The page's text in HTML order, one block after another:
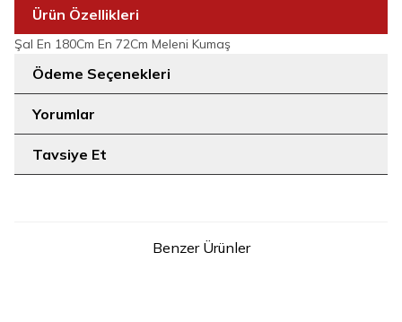
Ürün Özellikleri
Şal En 180Cm En 72Cm Meleni Kumaş
Ödeme Seçenekleri
Yorumlar
Tavsiye Et
Benzer Ürünler
20